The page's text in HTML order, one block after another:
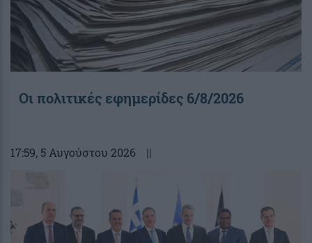
Οι πολιτικές εφημερίδες 6/8/2026
17:59, 5 Αυγούστου 2026 ||